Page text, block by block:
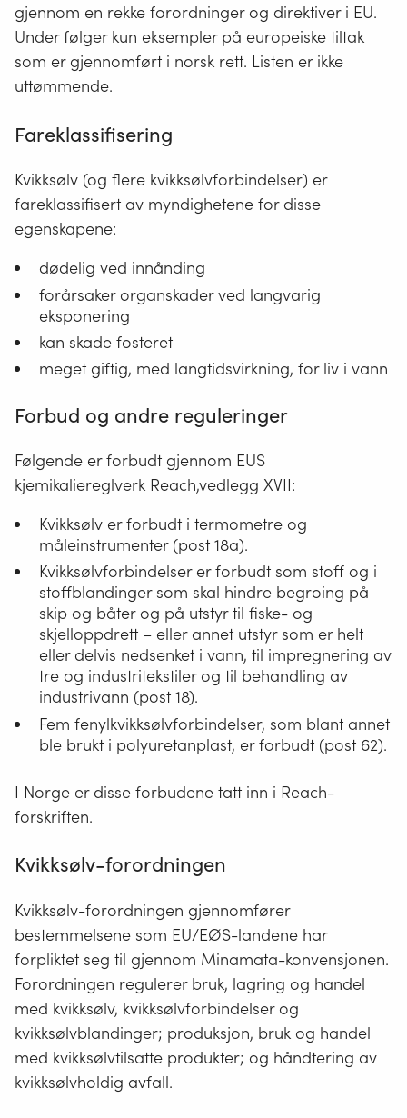
gjennom en rekke forordninger og direktiver i EU.
Under følger kun eksempler på europeiske tiltak
som er gjennomført i norsk rett. Listen er ikke
uttømmende.
Fareklassifisering
Kvikksølv (og flere kvikksølvforbindelser) er
fareklassifisert av myndighetene for disse
egenskapene:
dødelig ved innånding
forårsaker organskader ved langvarig
eksponering
kan skade fosteret
meget giftig, med langtidsvirkning, for liv i vann
Forbud og andre reguleringer
Følgende er forbudt gjennom EUS
kjemikaliereglverk Reach,vedlegg XVII:
Kvikksølv er forbudt i termometre og
måleinstrumenter (post 18a).
Kvikksølvforbindelser er forbudt som stoff og i
stoffblandinger som skal hindre begroing på
skip og båter og på utstyr til fiske- og
skjelloppdrett – eller annet utstyr som er helt
eller delvis nedsenket i vann, til impregnering av
tre og industritekstiler og til behandling av
industrivann (post 18).
Fem fenylkvikksølvforbindelser, som blant annet
ble brukt i polyuretanplast, er forbudt (post 62).
I Norge er disse forbudene tatt inn i Reach-
forskriften.
Kvikksølv-forordningen
Kvikksølv-forordningen gjennomfører
bestemmelsene som EU/EØS-landene har
forpliktet seg til gjennom Minamata-konvensjonen.
Forordningen regulerer bruk, lagring og handel
med kvikksølv, kvikksølvforbindelser og
kvikksølvblandinger; produksjon, bruk og handel
med kvikksølvtilsatte produkter; og håndtering av
kvikksølvholdig avfall.